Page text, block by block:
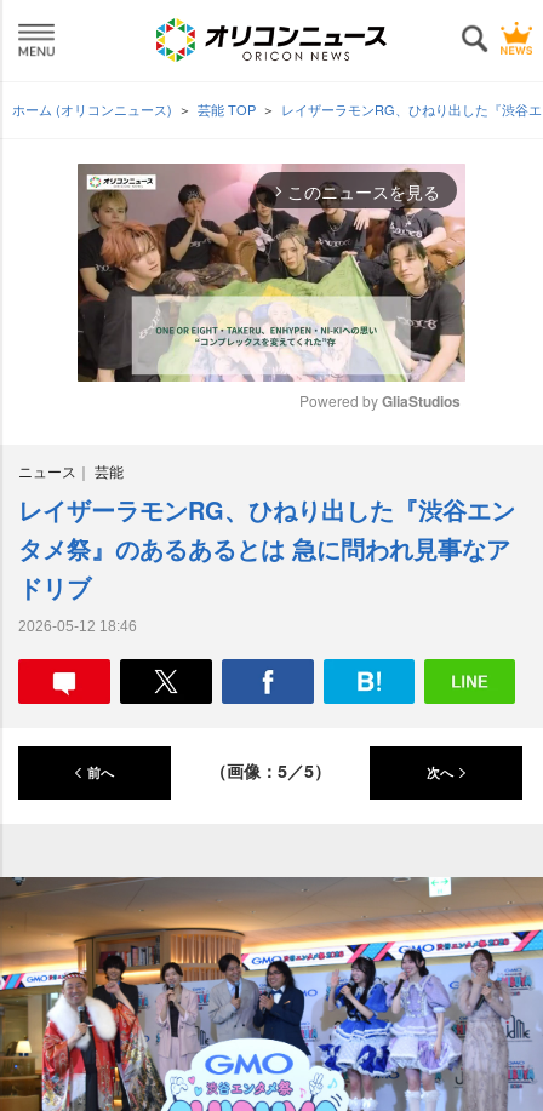
ホーム (オリコンニュース) 芸能 TOP レイザーラモンRG、ひねり出した『渋谷
arrow_forward_ios このニュースを見る
e
Powered by GliaStudios
ニュース 芸能
レイザーラモンRG、ひねり出した『渋谷エン
タメ祭』のあるあるとは 急に問われ見事なア
ドリブ
2026-05-12 18:46
前へ （画像：5／5） 次へ